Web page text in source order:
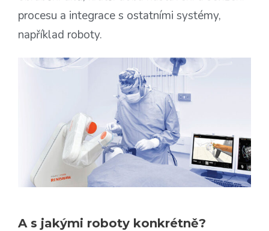
procesu a integrace s ostatními systémy,
například roboty.
A s jakými roboty konkrétně?